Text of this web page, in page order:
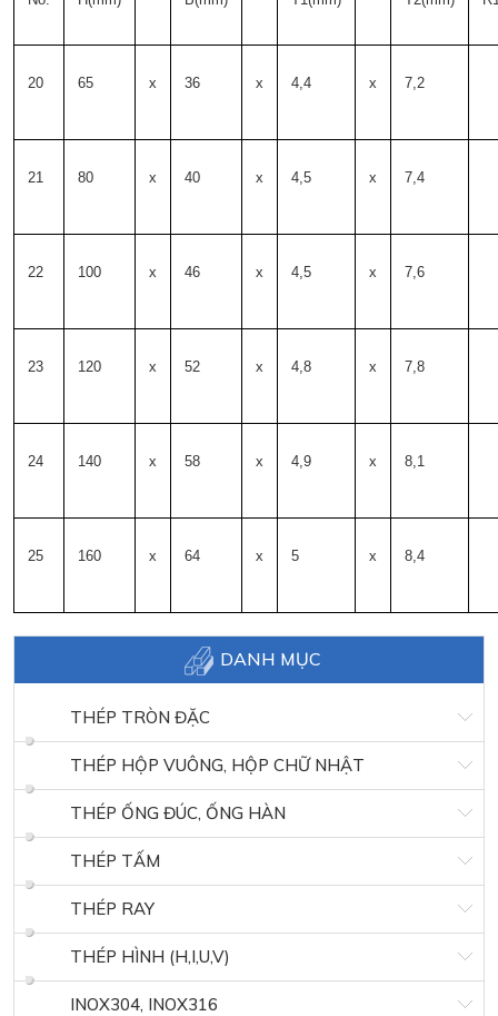
20 65 x 36 x 4,4 x 7,2
21 80 x 40 x 4,5 x 7,4
22 100 x 46 x 4,5 x 7,6
23 120 x 52 x 4,8 x 7,8
24 140 x 58 x 4,9 x 8,1
25 160 x 64 x 5 x 8,4
DANH MỤC
THÉP TRÒN ĐẶC
THÉP HỘP VUÔNG, HỘP CHỮ NHẬT
THÉP ỐNG ĐÚC, ỐNG HÀN
THÉP TẤM
THÉP RAY
THÉP HÌNH (H,I,U,V)
INOX304, INOX316